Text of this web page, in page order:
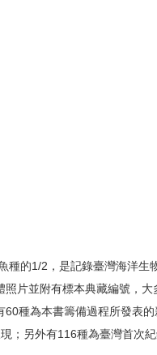
種的1/2，是記錄臺灣海洋生
片並附有標本典藏編號，大
種為本書籌備過程所發表的
；另外有116種為臺灣首次